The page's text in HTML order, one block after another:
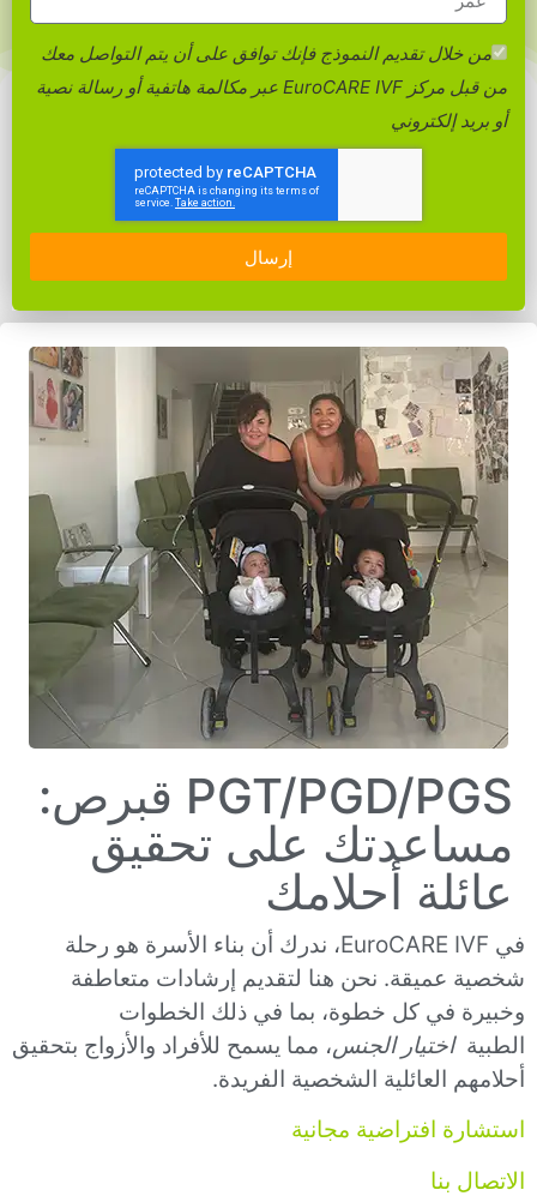
PGT/PGD/PGS قبرص:
مساعدتك على تحقيق
عائلة أحلامك
في EuroCARE IVF، ندرك أن بناء الأسرة هو رحلة
شخصية عميقة. نحن هنا لتقديم إرشادات متعاطفة
وخبيرة في كل خطوة، بما في ذلك الخطوات
الطبيةاختيار الجنس، مما يسمح للأفراد والأزواج بتحقيق
أحلامهم العائلية الشخصية الفريدة.
استشارة افتراضية مجانية
الاتصال بنا
من خلال تقديم النموذج فإنك توافق على أن يتم التواصل معك
من قبل مركز EuroCARE IVF عبر مكالمة هاتفية أو رسالة نصية
أو بريد إلكتروني
إرسال